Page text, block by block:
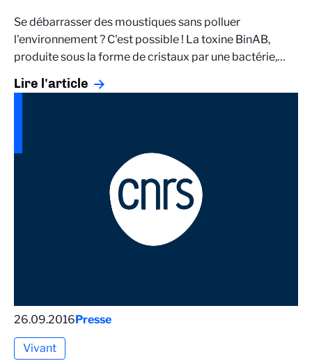
Se débarrasser des moustiques sans polluer
l'environnement ? C'est possible ! La toxine BinAB,
produite sous la forme de cristaux par une bactérie,…
Lire l'article
26.09.2016Presse
Vivant